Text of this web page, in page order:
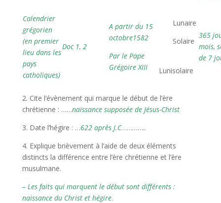
Calendrier
grégorien
(en premier
lieu dans les
pays
catholiques)
Doc 1, 2
A partir du 15
octobre1582
Par le Pape
Grégoire XIII
 Lunaire
 Solaire
Lunisolaire
365
mois,
de 7
2. Cite l’évènement qui marque le début de l’ère
chrétienne : ……naissance supposée de Jésus-Christ
3. Date l’hégire : …622 après J.C…………..
4. Explique brièvement à l’aide de deux éléments
distincts la différence entre l’ère chrétienne et l’ère
musulmane.
– Les faits qui marquent le début sont différents :
naissance du Christ et hégire.